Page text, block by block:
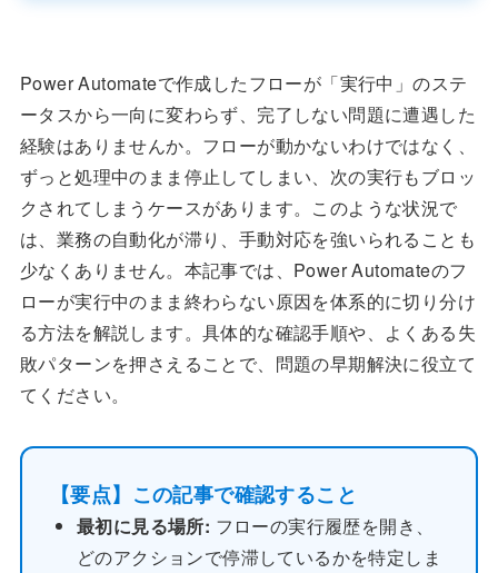
Power Automateで作成したフローが「実行中」のステ
ータスから一向に変わらず、完了しない問題に遭遇した
経験はありませんか。フローが動かないわけではなく、
ずっと処理中のまま停止してしまい、次の実行もブロッ
クされてしまうケースがあります。このような状況で
は、業務の自動化が滞り、手動対応を強いられることも
少なくありません。本記事では、Power Automateのフ
ローが実行中のまま終わらない原因を体系的に切り分け
る方法を解説します。具体的な確認手順や、よくある失
敗パターンを押さえることで、問題の早期解決に役立て
てください。
【要点】この記事で確認すること
最初に見る場所: フローの実行履歴を開き、
どのアクションで停滞しているかを特定しま